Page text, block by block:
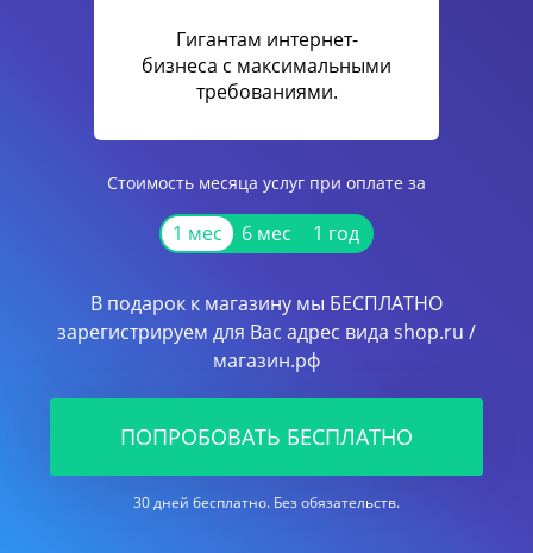
Гигантам интернет-
бизнеса с максимальными
требованиями.
Стоимость месяца услуг при оплате за
1 мес 6 мес 1 год
В подарок к магазину мы БЕСПЛАТНО
зарегистрируем для Вас адрес вида shop.ru /
магазин.рф
ПОПРОБОВАТЬ БЕСПЛАТНО
30 дней бесплатно. Без обязательств.